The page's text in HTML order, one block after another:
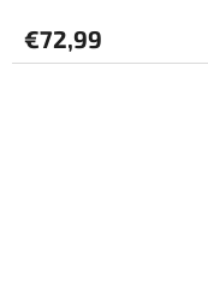
€72,99